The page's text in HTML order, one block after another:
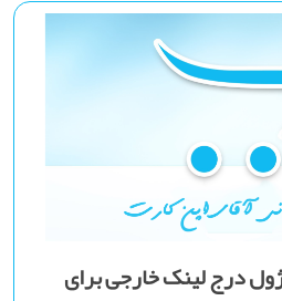
درج لینک خارجی برای